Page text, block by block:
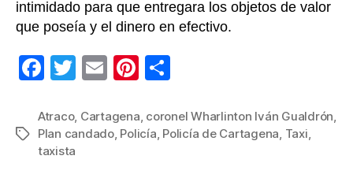
intimidado para que entregara los objetos de valor
que poseía y el dinero en efectivo.
F
c
e
T
tt
er
E
ail
Pi
er
e
m
p
Etiquetas
Atraco, Cartagena, coronel Wharlinton Iván Gualdrón,
Plan candado, Policía, Policía de Cartagena, Taxi,
taxista